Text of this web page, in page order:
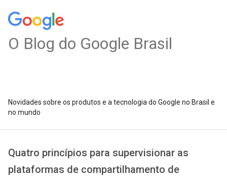
O Blog do Google Brasil
Novidades sobre os produtos e a tecnologia do Google no Brasil e
no mundo
Quatro princípios para supervisionar as
plataformas de compartilhamento de